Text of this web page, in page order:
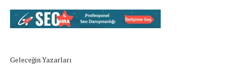
Geleceğin Yazarları